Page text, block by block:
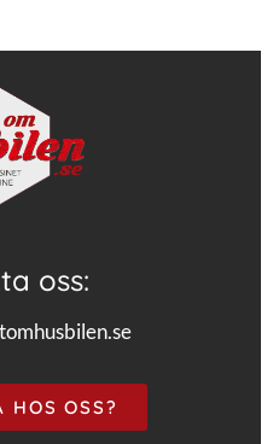
oss:
HOS OSS?